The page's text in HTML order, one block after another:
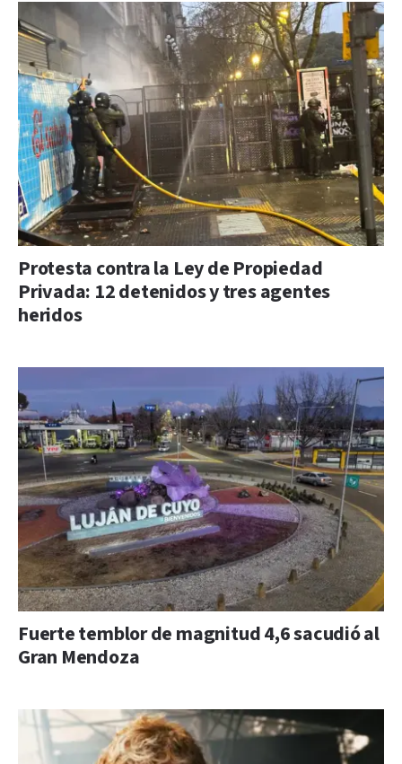
Protesta contra la Ley de Propiedad
Privada: 12 detenidos y tres agentes
heridos
Fuerte temblor de magnitud 4,6 sacudió al
Gran Mendoza